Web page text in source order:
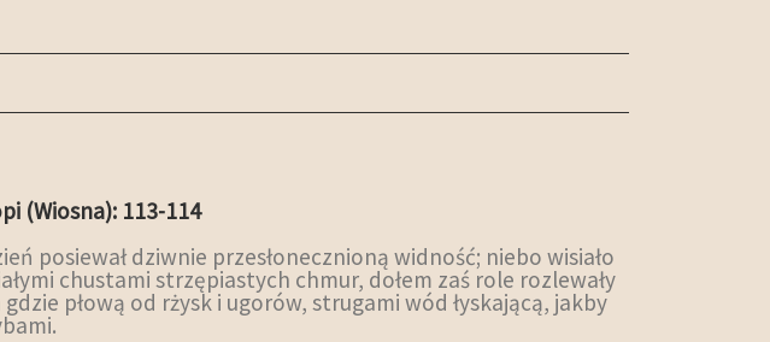
(Wiosna): 113-114
posiewał dziwnie przesłonecznioną widność; niebo wisiało
chustami strzępiastych chmur, dołem zaś role rozlewały
płową od rżysk i ugorów, strugami wód łyskającą, jakby